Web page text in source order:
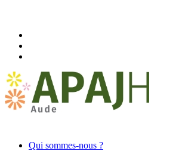
Qui sommes-nous ?